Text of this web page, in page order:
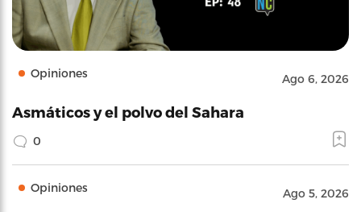
Opiniones Ago 6, 2026
Asmáticos y el polvo del Sahara
0
Opiniones Ago 5, 2026